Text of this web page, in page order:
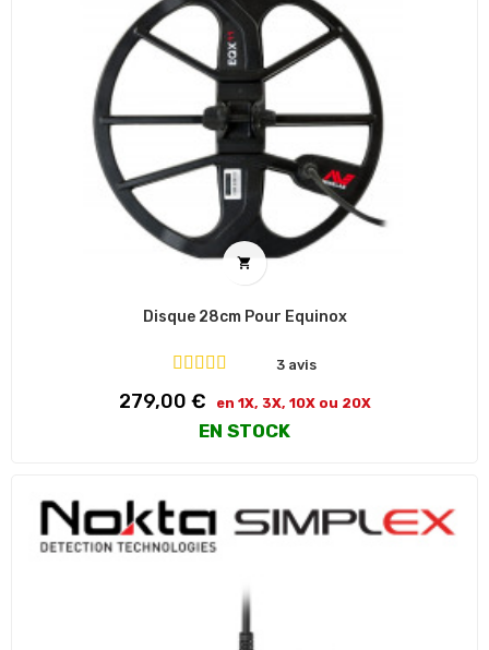

Disque 28cm Pour Equinox
3 avis
Prix
279,00 € en 1X, 3X, 10X ou 20X
EN STOCK